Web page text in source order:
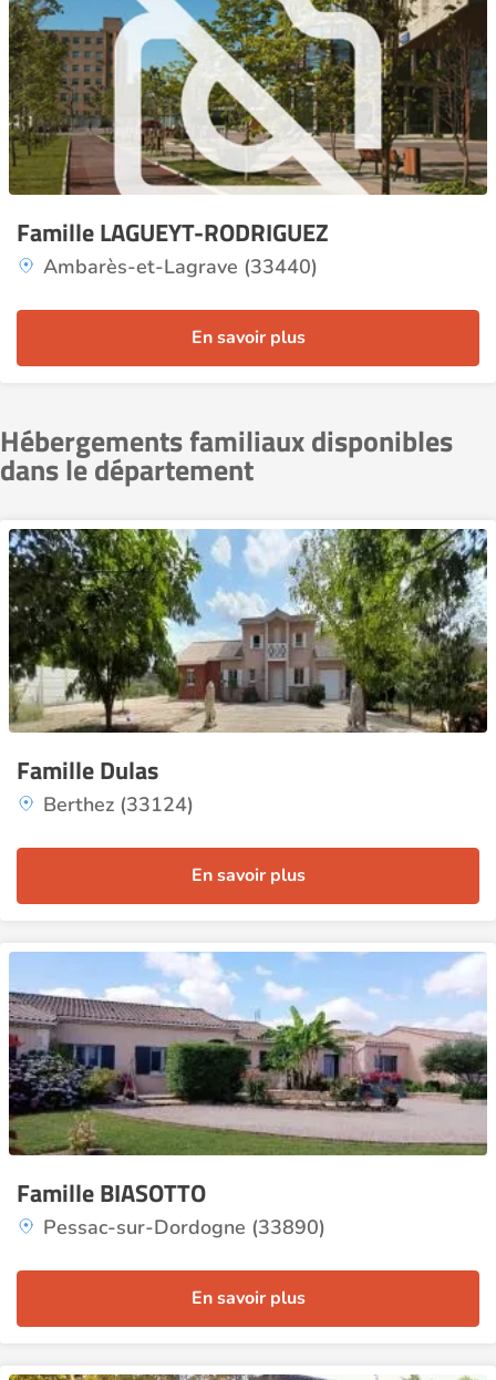
Famille LAGUEYT-RODRIGUEZ
Ambarès-et-Lagrave (33440)
En savoir plus
Hébergements familiaux disponibles
dans le département
Famille Dulas
Berthez (33124)
En savoir plus
Famille BIASOTTO
Pessac-sur-Dordogne (33890)
En savoir plus